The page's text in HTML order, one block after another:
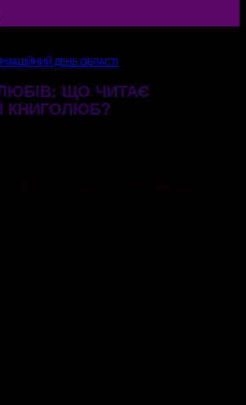
ДЕНЬ ОБЛАСТІ
ЩО ЧИТАЄ
КНИГОЛЮБ?